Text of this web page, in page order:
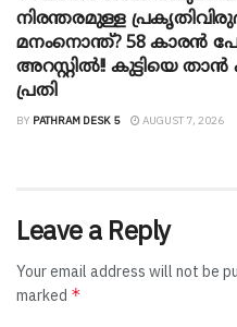
നിരന്തരമുള്ള
മനംനൊന്ത്? 58
അറസ്റ്റിൽ!! കുട്ടിയെ താൻ
പ്രതി
BY PATHRAM DESK 5 AUGUST 7, 2026
Leave a Reply
Your email address will not be
marked *